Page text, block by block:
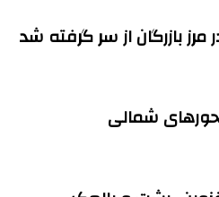
مرز بازرگان از سر گرفته شد
شمالی